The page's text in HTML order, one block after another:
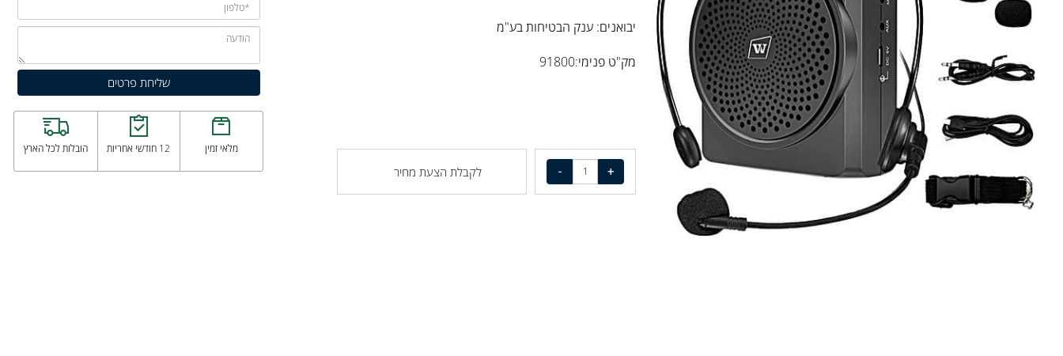
יבואנים: ענק הבטיחות בע"מ
מק"ט פנימי:91800
לקבלת הצעת מחיר
מלאי זמין 12 חודשי אחריות הובלות לכל הארץ